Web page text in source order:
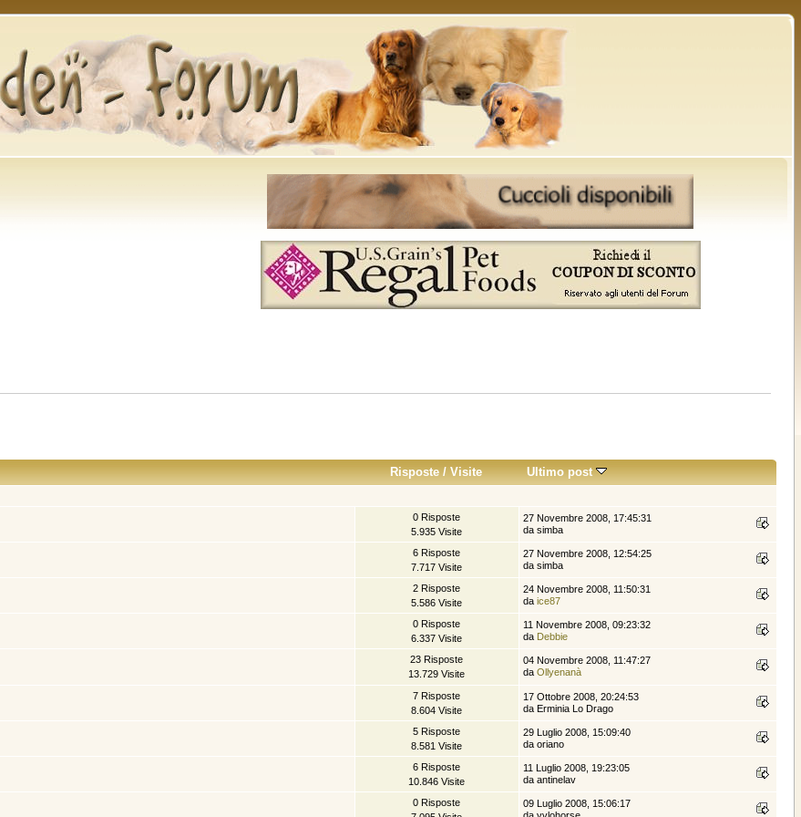
Risposte/Visite Ultimo post
0 Risposte
5.935 Visite
27 Novembre 2008, 17:45:31
da simba
6 Risposte
7.717 Visite
27 Novembre 2008, 12:54:25
da simba
2 Risposte
5.586 Visite
24 Novembre 2008, 11:50:31
da ice87
0 Risposte
6.337 Visite
11 Novembre 2008, 09:23:32
da Debbie
23 Risposte
13.729 Visite
04 Novembre 2008, 11:47:27
da Ollyenanà
7 Risposte
8.604 Visite
17 Ottobre 2008, 20:24:53
da Erminia Lo Drago
5 Risposte
8.581 Visite
29 Luglio 2008, 15:09:40
da oriano
6 Risposte
10.846 Visite
11 Luglio 2008, 19:23:05
da antinelav
0 Risposte
09 Luglio 2008, 15:06:17
da yvlohorse